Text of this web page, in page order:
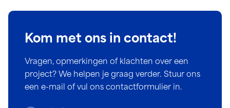
Kom met ons in contact!
Vragen, opmerkingen of klachten over een
project? We helpen je graag verder. Stuur ons
een e-mail of vul ons contactformulier in.